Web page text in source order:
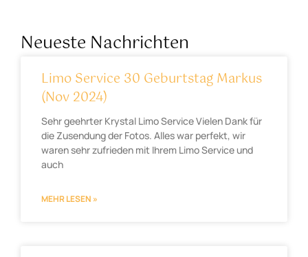
Neueste Nachrichten
Limo Service 30 Geburtstag Markus
(Nov 2024)
Sehr geehrter Krystal Limo Service Vielen Dank für
die Zusendung der Fotos. Alles war perfekt, wir
waren sehr zufrieden mit Ihrem Limo Service und
auch
MEHR LESEN »